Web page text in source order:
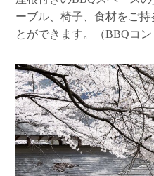
ーブル、椅子、食材をご
とができます。（BBQコン